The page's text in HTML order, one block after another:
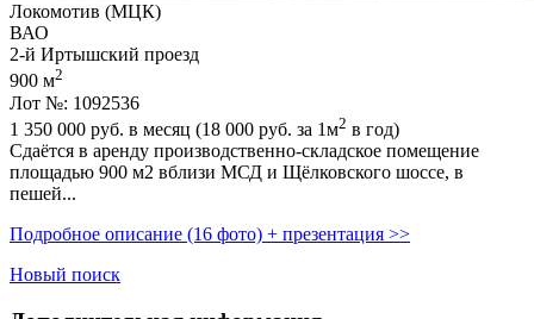
Локомотив (МЦК)
ВАО
2-й Иртышский проезд
900 м2
Лот №: 1092536
1 350 000 руб. в месяц (18 000 руб. за 1м2 в год)
Сдаётся в аренду производственно-складское помещение
площадью 900 м2 вблизи МСД и Щёлковского шоссе,­ в
пешей...
Подробное описание (16 фото) + презентация >>
Новый поиск